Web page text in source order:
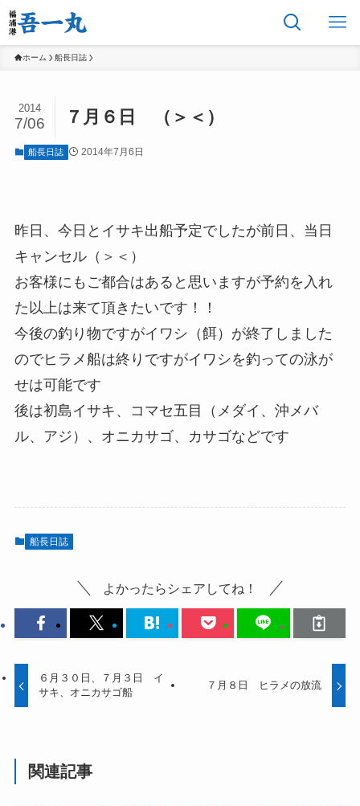
ホーム 船長日誌
７月６日 （＞＜）
2014
7/06
船長日誌 2014年7月6日
昨日、今日とイサキ出船予定でしたが前日、当日
キャンセル（＞＜）
お客様にもご都合はあると思いますが予約を入れ
た以上は来て頂きたいです！！
今後の釣り物ですがイワシ（餌）が終了しました
のでヒラメ船は終りですがイワシを釣っての泳が
せは可能です
後は初島イサキ、コマセ五目（メダイ、沖メバ
ル、アジ）、オニカサゴ、カサゴなどです
船長日誌
よかったらシェアしてね！
６月３０日、７月３日 イ
サキ、オニカサゴ船
７月８日 ヒラメの放流
関連記事